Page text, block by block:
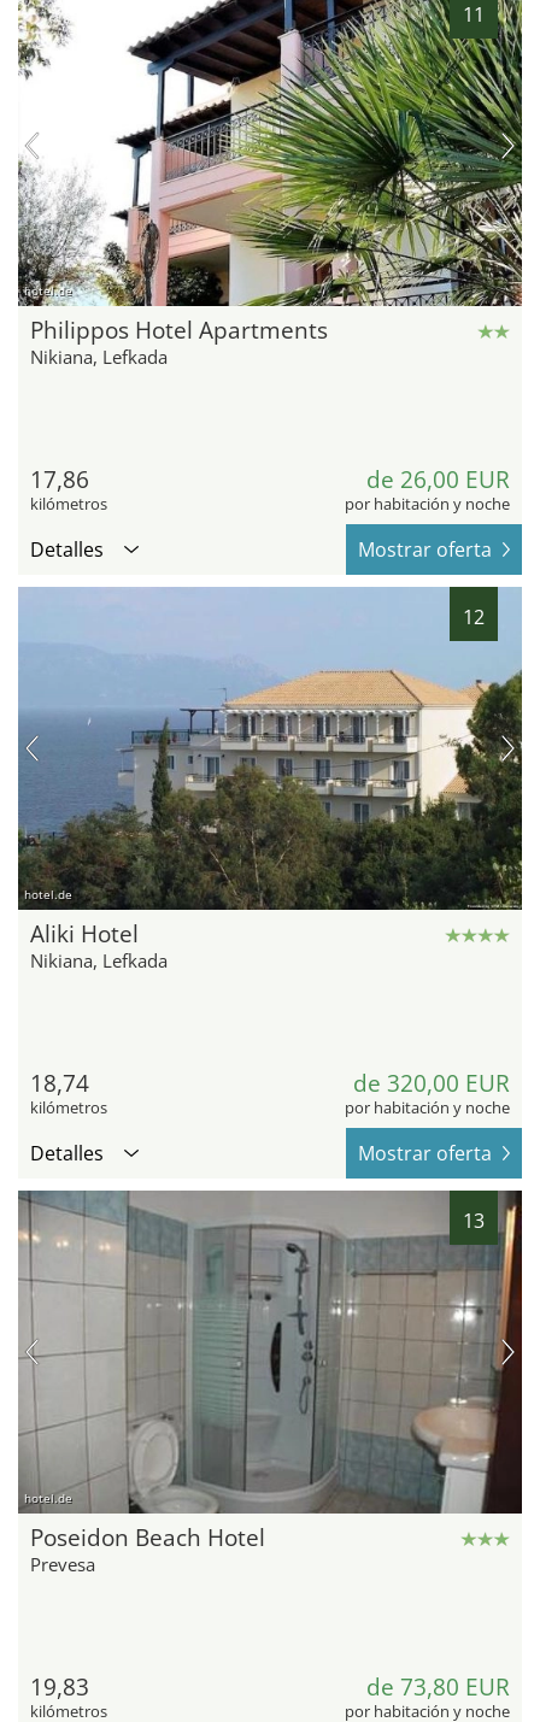
11
hotel.de
Philippos Hotel Apartments
Nikiana, Lefkada
17,86
kilómetros
de 26,00 EUR
por habitación y noche
Detalles Mostrar oferta
12
hotel.de
Aliki Hotel
Nikiana, Lefkada
18,74
kilómetros
de 320,00 EUR
por habitación y noche
Detalles Mostrar oferta
13
hotel.de
Poseidon Beach Hotel
Prevesa
19,83
kilómetros
de 73,80 EUR
por habitación y noche